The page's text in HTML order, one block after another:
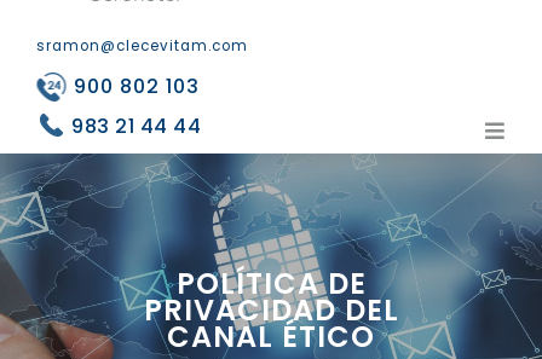
sramon@clecevitam.com
900 802 103
983 21 44 44
POLÍTICA DE
PRIVACIDAD DEL
CANAL ÉTICO